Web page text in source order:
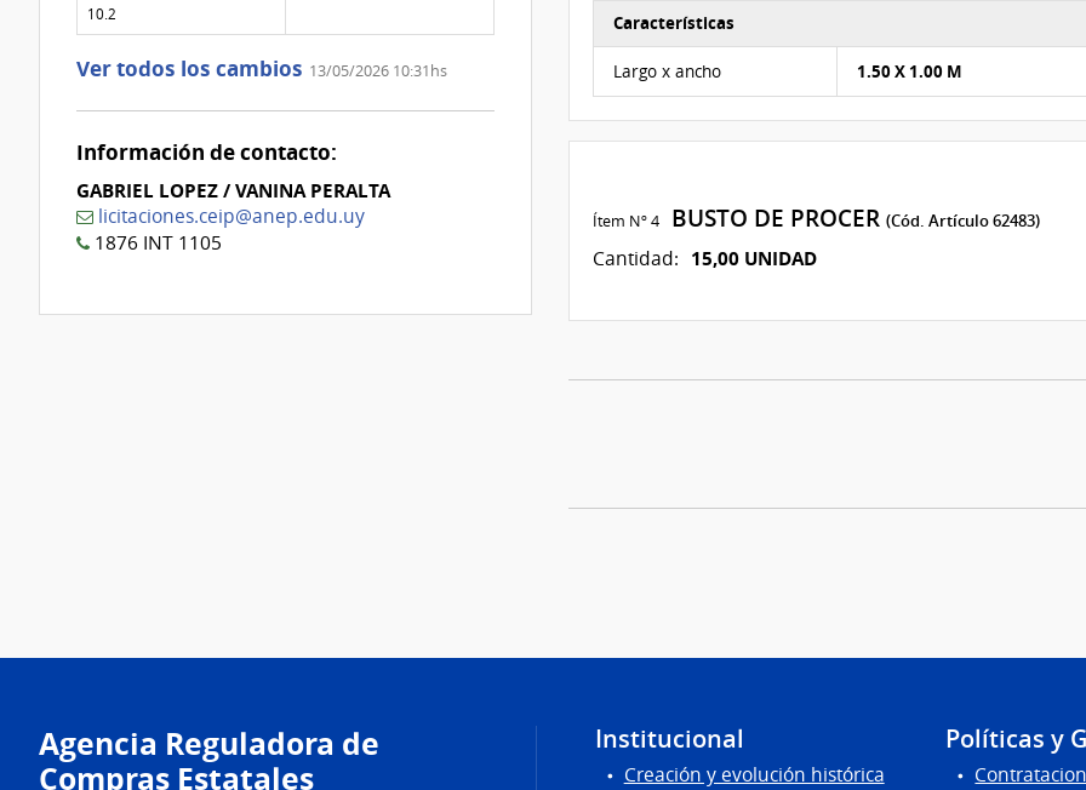
1
10.2
la
Nº
Ver todos los cambios 13/05/2026 10:31hs
Información de contacto:
GABRIEL LOPEZ / VANINA PERALTA
licitaciones.ceip@anep.edu.uy
1876 INT 1105
Características
Largo x ancho 1.50 X 1.00 M
Ítem Nº 4BUSTO DE PROCER (Cód. Artículo 62483)
Cantidad: 15,00 UNIDAD
Agencia Reguladora de
Compras Estatales
Institucional
Creación y evolución histórica
Políticas y